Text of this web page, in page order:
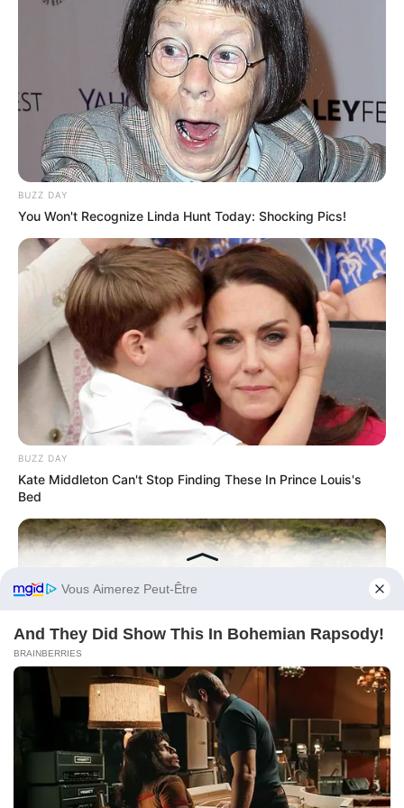
Publié
29 juin 2026
BUZZ DAY
You Won't Recognize Linda Hunt Today: Shocking Pics!
BUZZ DAY
Kate Middleton Can't Stop Finding These In Prince Louis's
Bed
HABERION
Rare Elephant Birth—Then Nature Delivered A Second Shock